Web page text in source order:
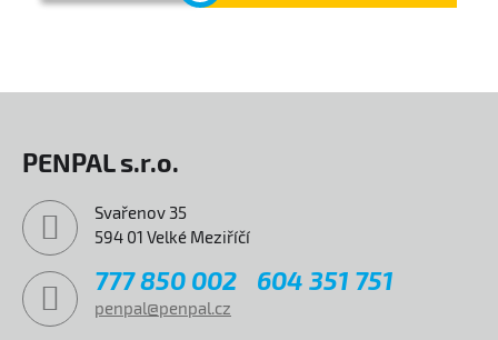
PENPAL s.r.o.
Svařenov 35
594 01 Velké Meziříčí
777 850 002 604 351 751
penpal@penpal.cz